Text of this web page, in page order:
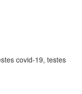
covid-19, testes